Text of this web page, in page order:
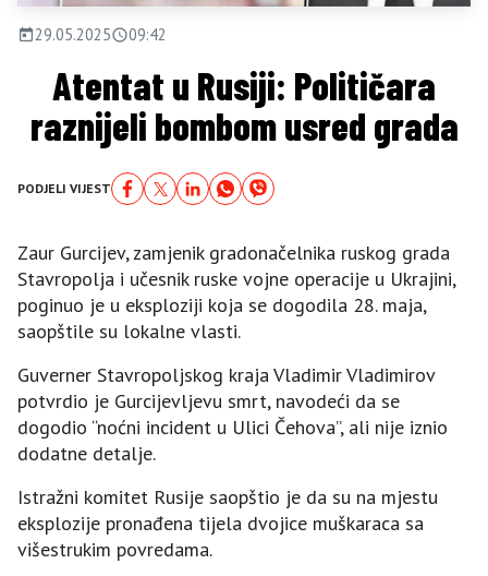
29.05.2025 09:42
Atentat u Rusiji: Političara
raznijeli bombom usred grada
PODJELI VIJEST
Zaur Gurcijev, zamjenik gradonačelnika ruskog grada
Stavropolja i učesnik ruske vojne operacije u Ukrajini,
poginuo je u eksploziji koja se dogodila 28. maja,
saopštile su lokalne vlasti.
Guverner Stavropoljskog kraja Vladimir Vladimirov
potvrdio je Gurcijevljevu smrt, navodeći da se
dogodio “noćni incident u Ulici Čehova”, ali nije iznio
dodatne detalje.
Istražni komitet Rusije saopštio je da su na mjestu
eksplozije pronađena tijela dvojice muškaraca sa
višestrukim povredama.